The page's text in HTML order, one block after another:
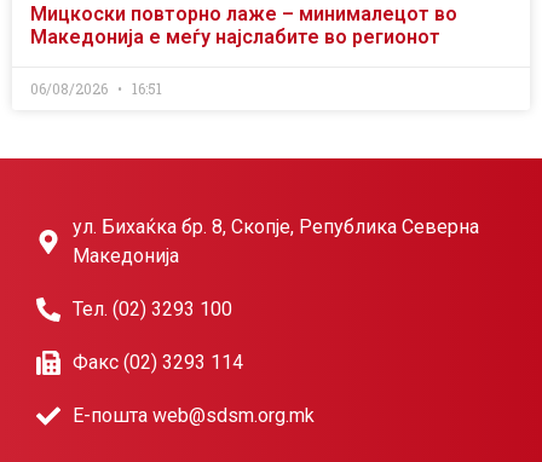
Мицкоски повторно лаже – минималецот во
Македонија е меѓу најслабите во регионот
06/08/2026 16:51
ул. Бихаќка бр. 8, Скопје, Република Северна
Македонија
Тел. (02) 3293 100
Факс (02) 3293 114
Е-пошта web@sdsm.org.mk